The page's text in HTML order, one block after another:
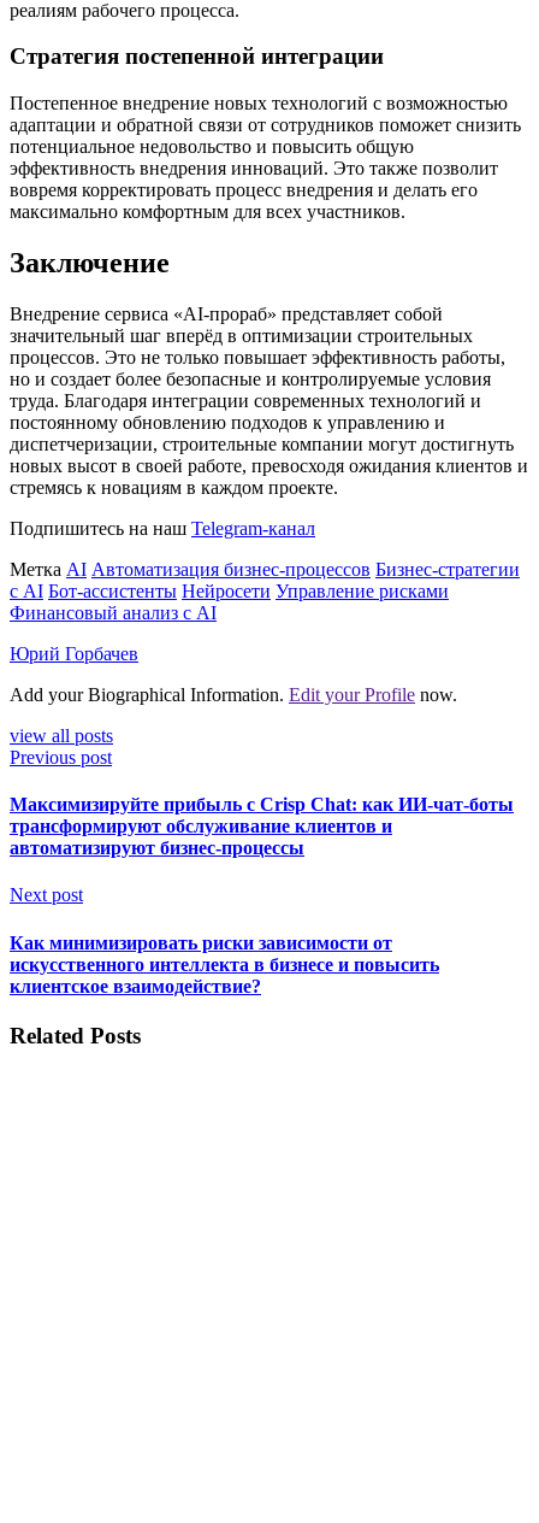
реалиям рабочего процесса.
Стратегия постепенной интеграции
Постепенное внедрение новых технологий с возможностью
адаптации и обратной связи от сотрудников поможет снизить
потенциальное недовольство и повысить общую
эффективность внедрения инноваций. Это также позволит
вовремя корректировать процесс внедрения и делать его
максимально комфортным для всех участников.
Заключение
Внедрение сервиса «AI-прораб» представляет собой
значительный шаг вперёд в оптимизации строительных
процессов. Это не только повышает эффективность работы,
но и создает более безопасные и контролируемые условия
труда. Благодаря интеграции современных технологий и
постоянному обновлению подходов к управлению и
диспетчеризации, строительные компании могут достигнуть
новых высот в своей работе, превосходя ожидания клиентов и
стремясь к новациям в каждом проекте.
Подпишитесь на наш Telegram-канал
Метка AI Автоматизация бизнес-процессов Бизнес-стратегии
с AI Бот-ассистенты Нейросети Управление рисками
Финансовый анализ с AI
Юрий Горбачев
Add your Biographical Information. Edit your Profile now.
view all posts
Previous post
Максимизируйте прибыль с Crisp Chat: как ИИ-чат-боты
трансформируют обслуживание клиентов и
автоматизируют бизнес-процессы
Next post
Как минимизировать риски зависимости от
искусственного интеллекта в бизнесе и повысить
клиентское взаимодействие?
Related Posts